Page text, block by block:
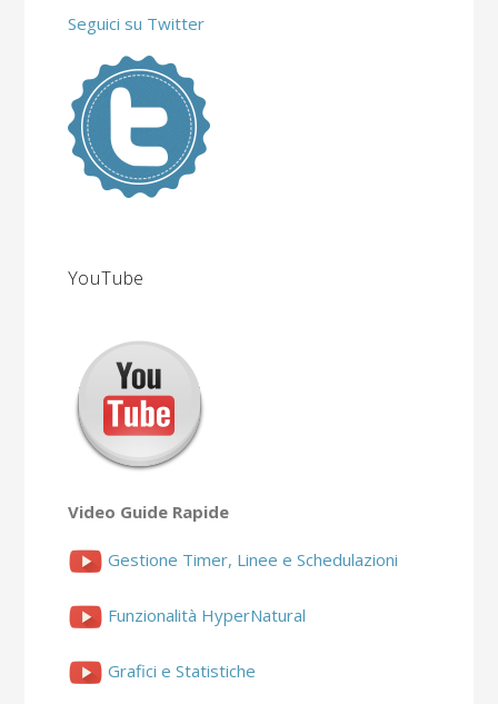
Seguici su Twitter
YouTube
Video Guide Rapide
Gestione Timer, Linee e Schedulazioni
Funzionalità HyperNatural
Grafici e Statistiche